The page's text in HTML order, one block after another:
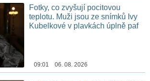
Fotky, co zvyšují pocitovou
teplotu. Muži jsou ze snímků Ivy
Kubelkové v plavkách úplně paf
09:01 06. 08. 2026